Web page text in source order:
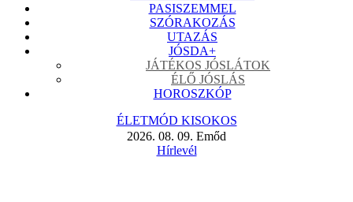
PASISZEMMEL
SZÓRAKOZÁS
UTAZÁS
JÓSDA+
JÁTÉKOS JÓSLÁTOK
ÉLŐ JÓSLÁS
HOROSZKÓP
ÉLETMÓD KISOKOS
2026. 08. 09. Emőd
Hírlevél